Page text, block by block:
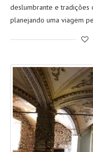
deslumbrante e tradições
planejando uma viagem